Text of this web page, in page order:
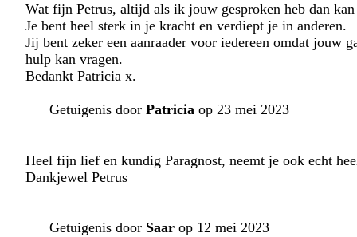
Wat fijn Petrus, altijd als ik jouw gesproken heb dan
Je bent heel sterk in je kracht en verdiept je in anderen.
Jij bent zeker een aanraader voor iedereen omdat
hulp kan vragen.
Bedankt Patricia x.
Getuigenis door Patricia op 23 mei 2023
Heel fijn lief en kundig Paragnost, neemt je ook echt
Dankjewel Petrus
Getuigenis door Saar op 12 mei 2023